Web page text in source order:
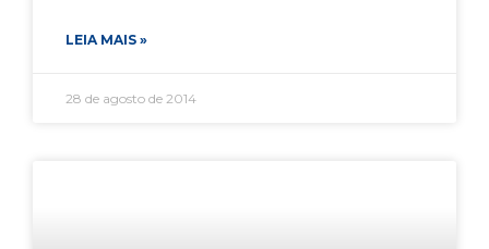
LEIA MAIS »
28 de agosto de 2014